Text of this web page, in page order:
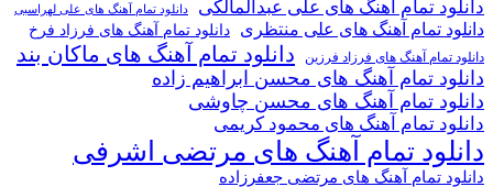
دانلود تمام آهنگ های علی عبدالمالکی دانلود تمام آهنگ های علی لهراسبی
دانلود تمام آهنگ های علی منتظری دانلود تمام آهنگ های فرزاد فرخ
دانلود تمام آهنگ های فرزاد فرزین دانلود تمام آهنگ های ماکان بند
دانلود تمام آهنگ های محسن ابراهیم زاده
دانلود تمام آهنگ های محسن چاوشی
دانلود تمام آهنگ های محمود کریمی
دانلود تمام آهنگ های مرتضی اشرفی
دانلود تمام آهنگ های مرتضی جعفرزاده